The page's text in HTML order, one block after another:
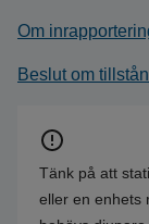
Om
Beslut om
Tänk på att
eller en enhets